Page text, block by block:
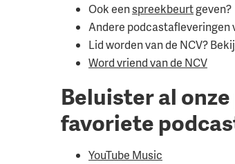
Ook eenspreekbeurtgeven?
Andere podcastafleveringen
Lid worden van de NCV?
Word vriend van de NCV
Beluister al
favoriete
YouTube Music